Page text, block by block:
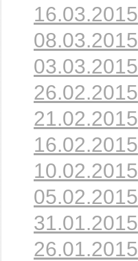
16.03.2015
08.03.2015
03.03.2015
26.02.2015
21.02.2015
16.02.2015
10.02.2015
05.02.2015
31.01.2015
26.01.2015